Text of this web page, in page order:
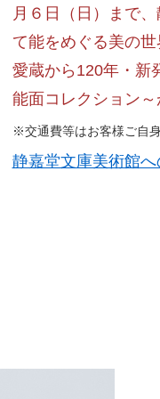
月６日（日）まで
て能をめぐる美の
愛蔵から120年・新
能面コレクション～
※交通費等はお客様ご自
静嘉堂文庫美術館